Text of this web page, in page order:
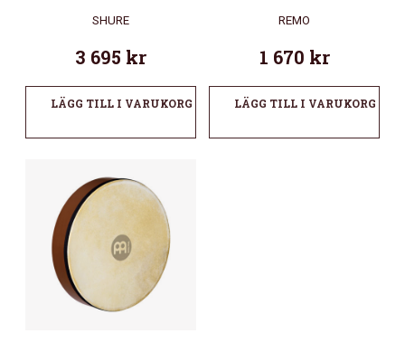
SHURE
3 695 kr
LÄGG TILL I VARUKORG
REMO
1 670 kr
LÄGG TILL I VARUKORG